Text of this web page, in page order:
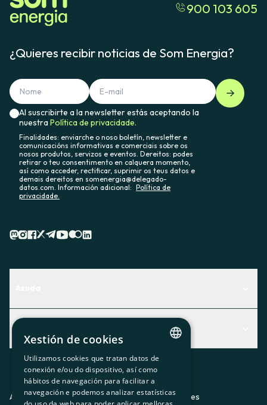
900 103 605
¿Quieres recibir noticias de Som Energia?
Al suscribirte a la newsletter estás aceptando la
nuestraPolítica de privacidade.
Finalidades: enviarche o noso boletín, newsletter e
comunicacións informativas e comerciais sobre os
nosos produtos, servizos e eventos. Dereitos: podes
retirar o teu consentimento en calquera momento,
así como acceder, rectificar, suprimir os teus datos e
demais dereitos en somenergia@delegado-
datos.com. Información adicional: Política de
privacidade.
Descubre qué servicio te encaja mejor
Contacto
Actualidad
O recuncho da socia
Prensa
Aviso legalPolítica de privacidadPolítica de cookies
CATALAN
SPANISH
Xestión de cookies
Utilizamos cookies que tratan datos de
conexión e/ou do dispositivo, así como
hábitos de navegación para facilitar a
navegación e podemos analizar estatísticas